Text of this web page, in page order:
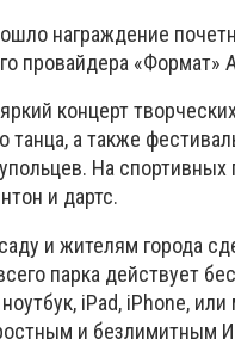
награждение
провайдера «Формат»
концерт
танца, а также
На
и дартс.
и жителям города
парка действует
iPad, iPhone,
и безлимитным